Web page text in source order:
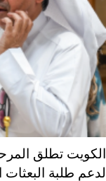
الكويت تطلق
لدعم طلبة البعثات